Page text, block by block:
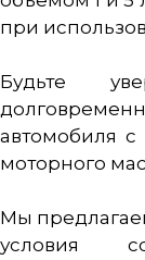
при
Будьте
автомобиля
моторного
Мы
условия